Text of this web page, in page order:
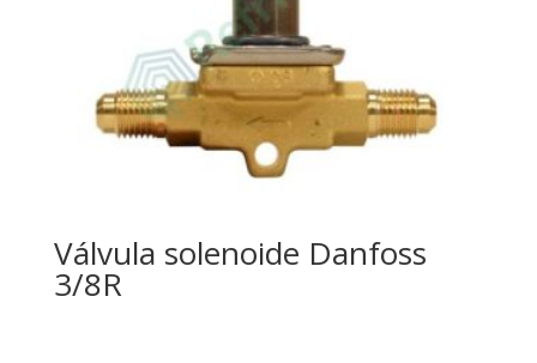
Válvula solenoide Danfoss
3/8R